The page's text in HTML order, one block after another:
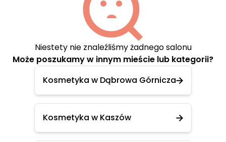
Niestety nie znaleźliśmy żadnego salonu
Może poszukamy w innym mieście lub kategorii?
Kosmetyka w Dąbrowa Górnicza
Kosmetyka w Kaszów